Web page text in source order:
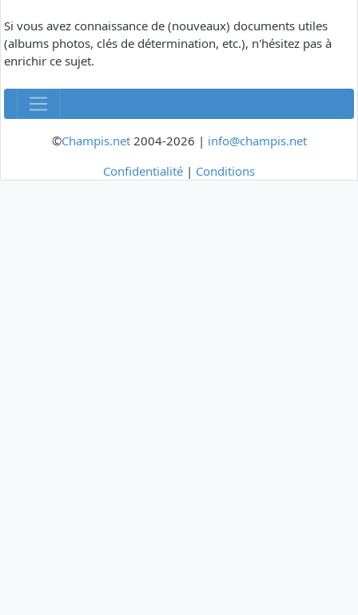
Si vous avez connaissance de (nouveaux) documents utiles
(albums photos, clés de détermination, etc.), n'hésitez pas à
enrichir ce sujet.
©Champis.net2004-2026 | info@champis.net
Confidentialité | Conditions